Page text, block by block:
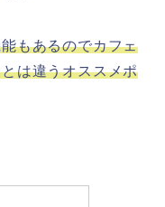
もあるのでカフェ
は違うオススメポ